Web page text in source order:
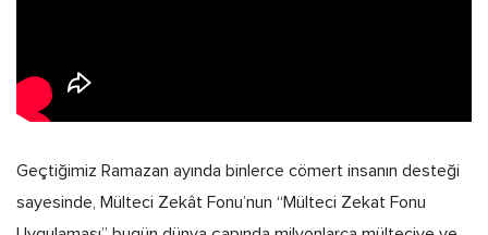
Geçtiğimiz Ramazan ayında binlerce cömert insanın desteği
sayesinde, Mülteci Zekât Fonu’nun “Mülteci Zekat Fonu